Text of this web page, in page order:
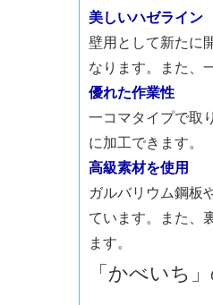
美しいハゼライン
壁用として新たに
なります。また、
優れた作業性
一コマタイプで取
に加工できます。
高級素材を使用
ガルバリウム鋼板
ています。また、
ます。
「かべいち